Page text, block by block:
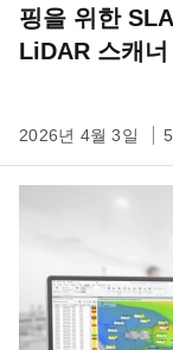
핑을 위한
LiDAR 스캐
2026년 4월 3일